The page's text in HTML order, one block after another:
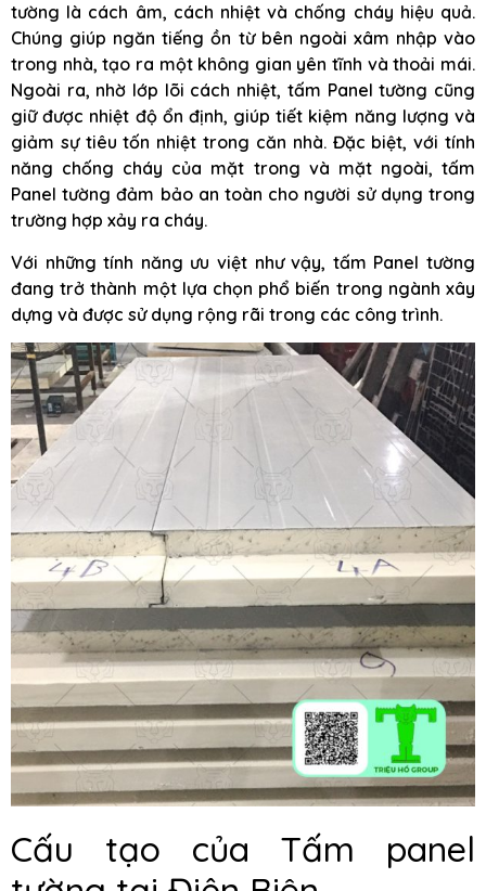
tường là cách âm, cách nhiệt và chống cháy hiệu quả.
Chúng giúp ngăn tiếng ồn từ bên ngoài xâm nhập vào
trong nhà, tạo ra một không gian yên tĩnh và thoải mái.
Ngoài ra, nhờ lớp lõi cách nhiệt, tấm Panel tường cũng
giữ được nhiệt độ ổn định, giúp tiết kiệm năng lượng và
giảm sự tiêu tốn nhiệt trong căn nhà. Đặc biệt, với tính
năng chống cháy của mặt trong và mặt ngoài, tấm
Panel tường đảm bảo an toàn cho người sử dụng trong
trường hợp xảy ra cháy.
Với những tính năng ưu việt như vậy, tấm Panel tường
đang trở thành một lựa chọn phổ biến trong ngành xây
dựng và được sử dụng rộng rãi trong các công trình.
Cấu tạo của Tấm panel